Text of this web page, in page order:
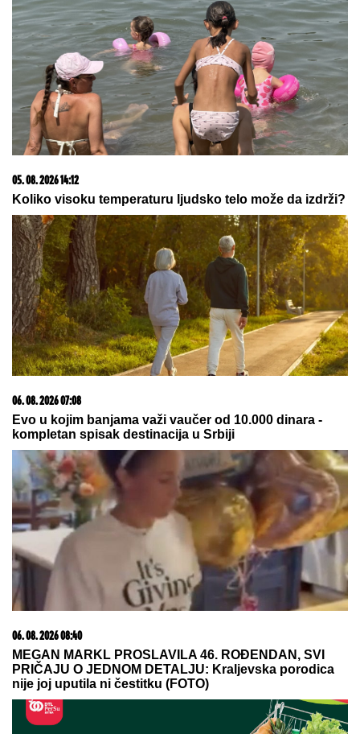
Niste ni svesni kakve se grozote kriju na vašem
telefonu: Na ekranu imate streptokoku, stafilokoku i
ešerihiju i sve to stavljate na svoje lice!
VELIKA RADOST U DOMU:Pevačica
se porodila i na svet donela sina, a
njegovo ime ima posebno značenje
PLjUSKOVI I GRMLjAVINA STIŽU U
SRBIJU: Meteorolog otkrio kakvo
nam vreme donosi vikend i gde će
napokon "osvežiti"
Kinezi spavaju sa OVIM VOĆEM i više se ne bude u
znoju! Drevni TRIK ZA RASHLAĐIVANJE oduševio
je ceo svet
VATRA SE PONOVO RAZBUKTALA:
Proglašena vanredna situacija u
ovom gradu u Srbiji
ALARM ZA IZRAEL:Arapske i
islamske zemlje ujedinile snage –
dogovorena zajednička akcija za
Jerusalim
by Aklamator